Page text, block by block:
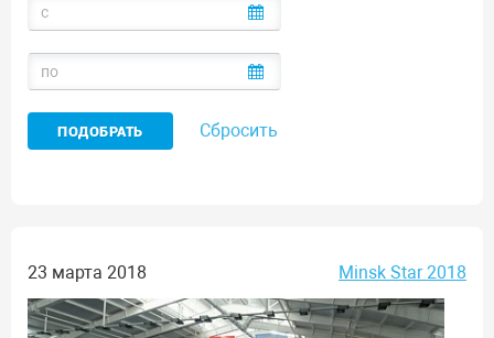
Сбросить
23 марта 2018 Minsk Star 2018